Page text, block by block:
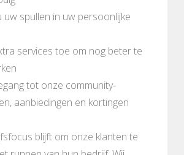
uw spullen in uw persoonlijke
services toe om nog beter te
tot onze community-
aanbiedingen en kortingen
blijft om onze klanten te